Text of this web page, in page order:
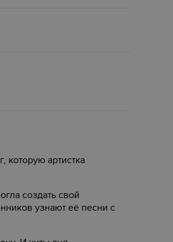
которую артистка
создать свой
узнают её песни с